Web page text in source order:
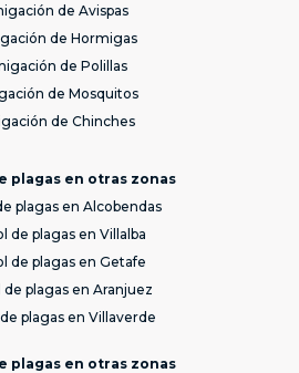
de Avispas
de Hormigas
de Polillas
de Mosquitos
de Chinches
plagas en otras zonas
plagas en Alcobendas
de plagas en Villalba
de plagas en Getafe
plagas en Aranjuez
plagas en Villaverde
plagas en otras zonas